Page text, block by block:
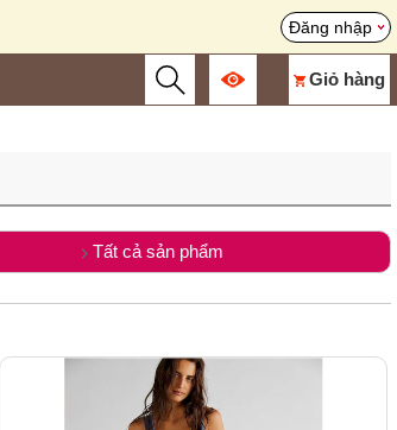
Đăng nhập
Giỏ hàng
Tất cả sản phẩm